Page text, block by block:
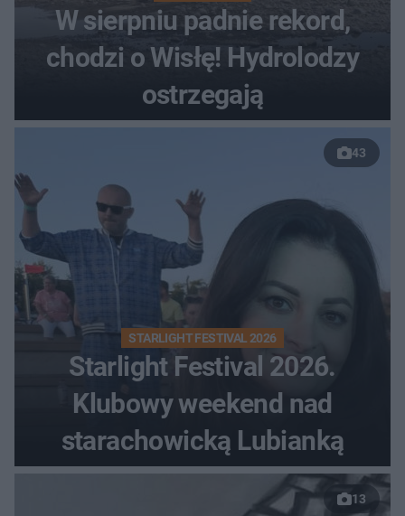
W sierpniu padnie rekord,
chodzi o Wisłę! Hydrolodzy
ostrzegają
43
STARLIGHT FESTIVAL 2026
Starlight Festival 2026.
Klubowy weekend nad
starachowicką Lubianką
13